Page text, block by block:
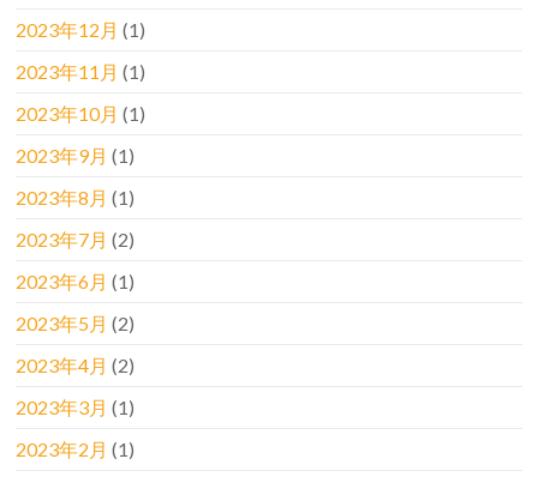
2023年12月 (1)
2023年11月 (1)
2023年10月 (1)
2023年9月 (1)
2023年8月 (1)
2023年7月 (2)
2023年6月 (1)
2023年5月 (2)
2023年4月 (2)
2023年3月 (1)
2023年2月 (1)